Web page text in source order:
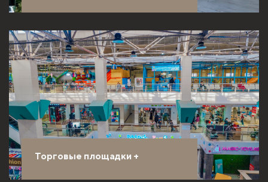
Торговые площадки +